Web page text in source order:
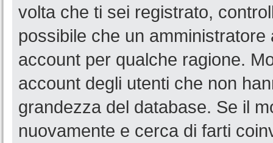
volta che ti sei registrato,
possibile che un
account per qualche ragione.
account degli utenti che non
grandezza del database. Se il
nuovamente e cerca di farti